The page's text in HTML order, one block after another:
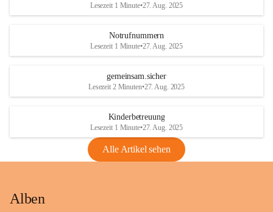
Lesezeit 1 Minute•27. Aug. 2025
Notrufnummern
Lesezeit 1 Minute•27. Aug. 2025
gemeinsam.sicher
Lesezeit 2 Minuten•27. Aug. 2025
Kinderbetreuung
Lesezeit 1 Minute•27. Aug. 2025
Alle Artikel sehen
Alben